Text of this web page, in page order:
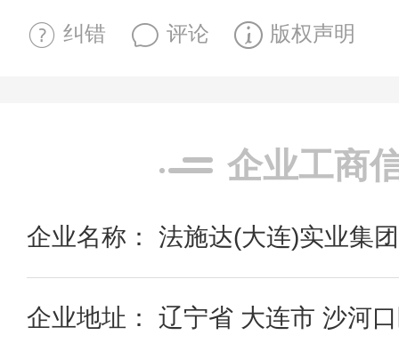
纠错 评论 版权声明
企业工商
企业名称： 法施达(大连)实业集
企业地址： 辽宁省 大连市 沙河